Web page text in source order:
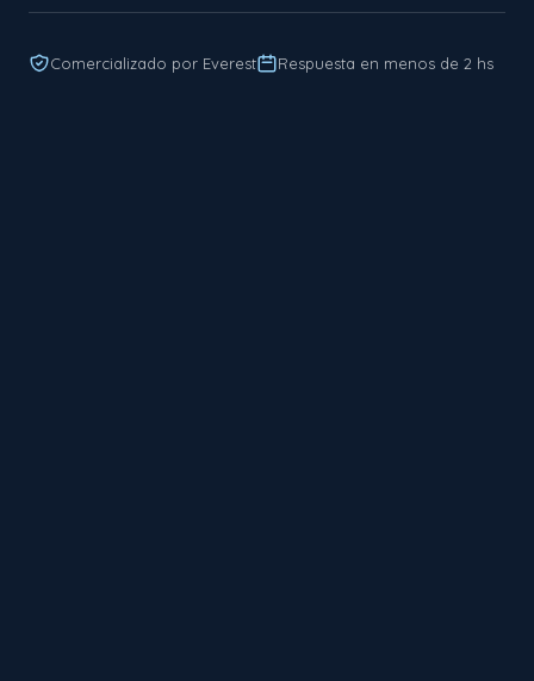
Comercializado por Everest Respuesta en menos de 2 hs